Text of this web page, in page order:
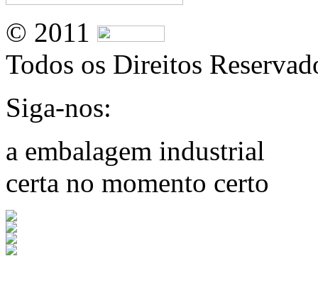
© 2011
Todos os Direitos
Siga-nos:
a embalagem industrial
certa no momento certo